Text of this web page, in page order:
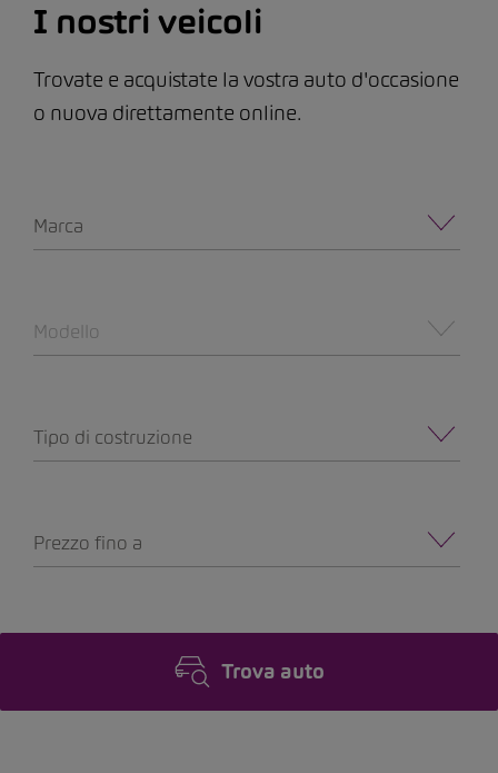
I nostri veicoli
Trovate e acquistate la vostra auto d'occasione
o nuova direttamente online.
Marca
Modello
Tipo di costruzione
Prezzo fino a
Trova auto